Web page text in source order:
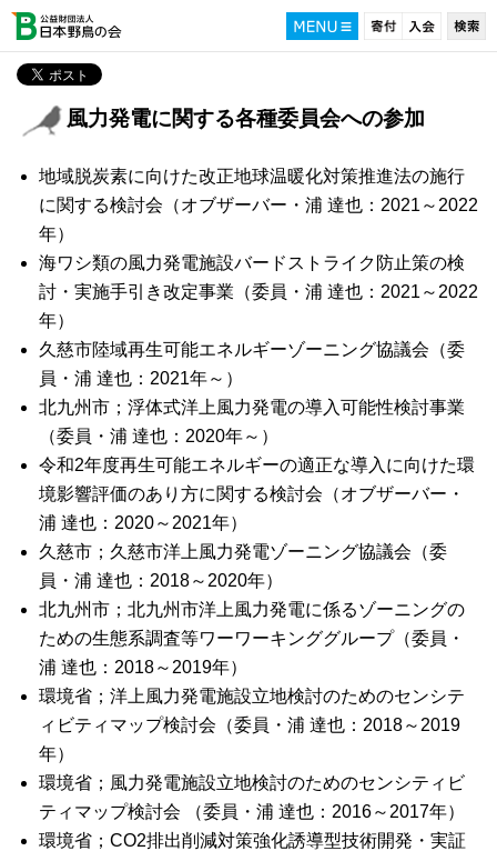
風力発電に関する各種委員会への参加
地域脱炭素に向けた改正地球温暖化対策推進法の施行
に関する検討会（オブザーバー・浦 達也：2021～2022
年）
海ワシ類の風力発電施設バードストライク防止策の検
討・実施手引き改定事業（委員・浦 達也：2021～2022
年）
久慈市陸域再生可能エネルギーゾーニング協議会（委
員・浦 達也：2021年～）
北九州市；浮体式洋上風力発電の導入可能性検討事業
（委員・浦 達也：2020年～）
令和2年度再生可能エネルギーの適正な導入に向けた環
境影響評価のあり方に関する検討会（オブザーバー・
浦 達也：2020～2021年）
久慈市；久慈市洋上風力発電ゾーニング協議会（委
員・浦 達也：2018～2020年）
北九州市；北九州市洋上風力発電に係るゾーニングの
ための生態系調査等ワーワーキンググループ（委員・
浦 達也：2018～2019年）
環境省；洋上風力発電施設立地検討のためのセンシテ
ィビティマップ検討会（委員・浦 達也：2018～2019
年）
環境省；風力発電施設立地検討のためのセンシティビ
ティマップ検討会 （委員・浦 達也：2016～2017年）
環境省；CO2排出削減対策強化誘導型技術開発・実証